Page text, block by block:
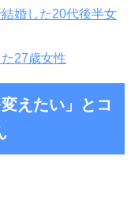
婚した20代後半女
27歳女性
変えたい」とコ